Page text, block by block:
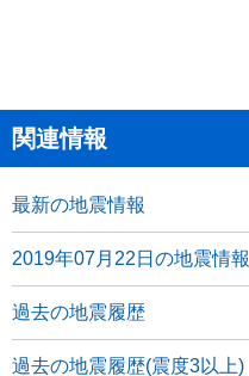
関連情報
最新の地震情報
2019年07月22日の地震情報
過去の地震履歴
過去の地震履歴(震度3以上)